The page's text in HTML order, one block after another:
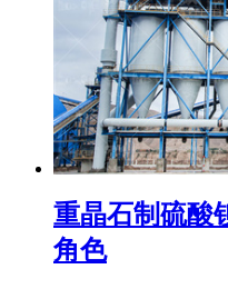
重晶石制硫酸
角色